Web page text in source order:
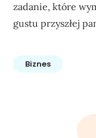
zadanie, które
gustu przyszłej
Biznes